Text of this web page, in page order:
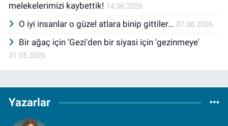
melekelerimizi kaybettik! 14.06.2026
O iyi insanlar o güzel atlara binip gittiler... 07.06.2026
Bir ağaç için 'Gezi'den bir siyasi için 'gezinmeye'
31.05.2026
Yazarlar